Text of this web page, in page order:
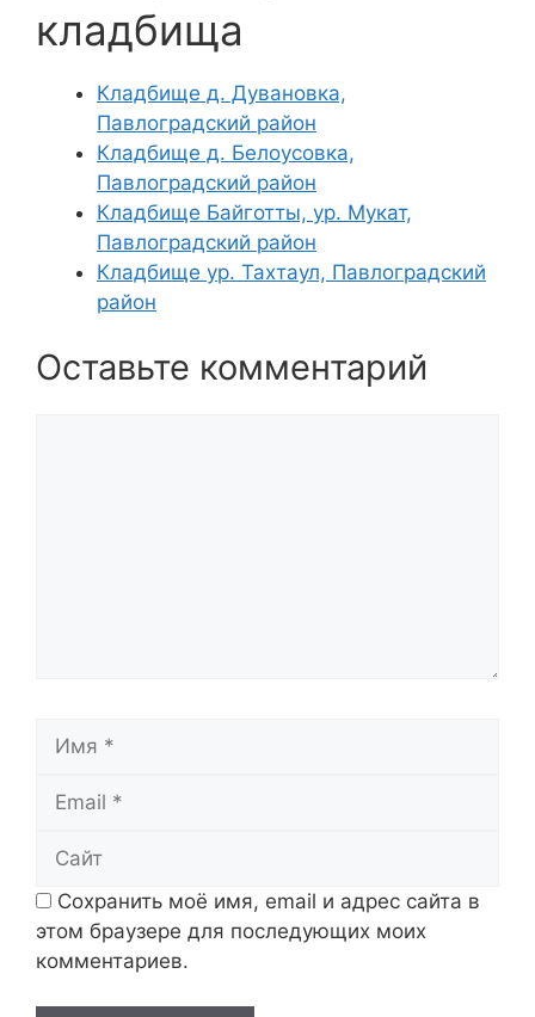
кладбища
Кладбище д. Дувановка,
Павлоградский район
Кладбище д. Белоусовка,
Павлоградский район
Кладбище Байготты, ур. Мукат,
Павлоградский район
Кладбище ур. Тахтаул, Павлоградский
район
Оставьте комментарий
Сохранить моё имя, email и адрес сайта в
этом браузере для последующих моих
комментариев.